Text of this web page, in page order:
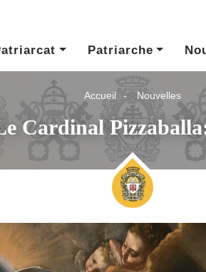
Patriarche
Accueil Nouvelles
Cardinal